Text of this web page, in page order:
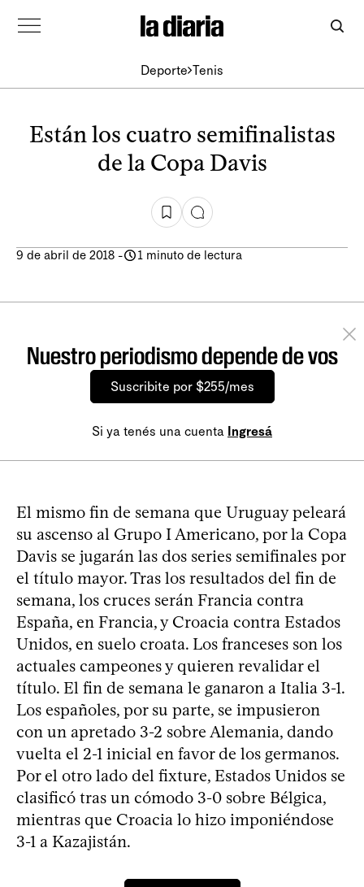
Deporte Tenis
Están los cuatro semifinalistas
de la Copa Davis
9 de abril de 2018 - 1 minuto de lectura
Nuestro periodismo depende de vos
Suscribite por $255/mes
Si ya tenés una cuenta Ingresá
El mismo fin de semana que Uruguay peleará
su ascenso al Grupo I Americano, por la Copa
Davis se jugarán las dos series semifinales por
el título mayor. Tras los resultados del fin de
semana, los cruces serán Francia contra
España, en Francia, y Croacia contra Estados
Unidos, en suelo croata. Los franceses son los
actuales campeones y quieren revalidar el
título. El fin de semana le ganaron a Italia 3-1.
Los españoles, por su parte, se impusieron
con un apretado 3-2 sobre Alemania, dando
vuelta el 2-1 inicial en favor de los germanos.
Por el otro lado del fixture, Estados Unidos se
clasificó tras un cómodo 3-0 sobre Bélgica,
mientras que Croacia lo hizo imponiéndose
3-1 a Kazajistán.